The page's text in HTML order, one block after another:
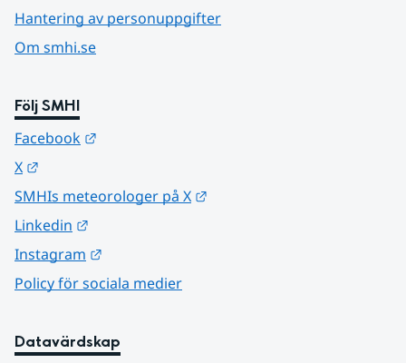
Hantering av personuppgifter
Om smhi.se
Följ SMHI
Facebook
X
SMHIs meteorologer på X
Linkedin
Instagram
Policy för sociala medier
Datavärdskap